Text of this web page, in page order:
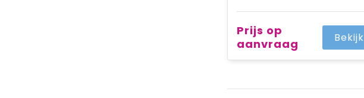
Prijs op
aanvraag
Bekijk